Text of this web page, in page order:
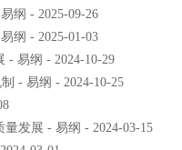
纲 - 2025-09-26
纲 - 2025-01-03
- 易纲 - 2024-10-29
- 易纲 - 2024-10-25
发展 - 易纲 - 2024-03-15